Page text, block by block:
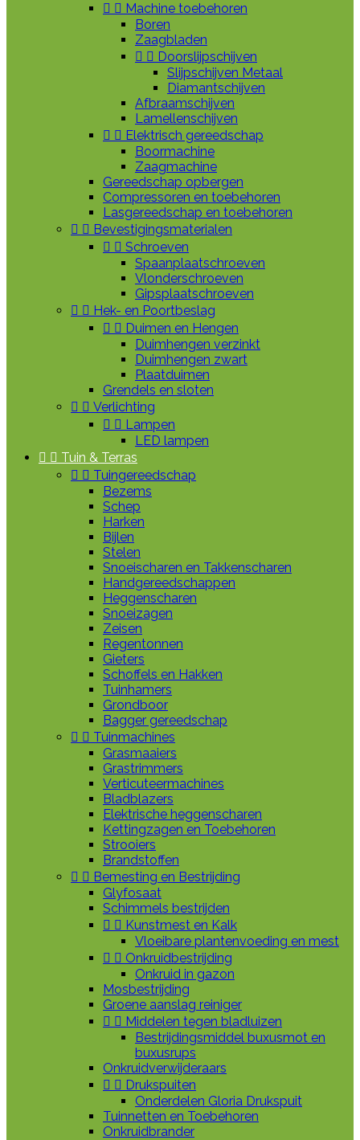
  Machine toebehoren
Boren
Zaagbladen
  Doorslijpschijven
Slijpschijven Metaal
Diamantschijven
Afbraamschijven
Lamellenschijven
  Elektrisch gereedschap
Boormachine
Zaagmachine
Gereedschap opbergen
Compressoren en toebehoren
Lasgereedschap en toebehoren
  Bevestigingsmaterialen
  Schroeven
Spaanplaatschroeven
Vlonderschroeven
Gipsplaatschroeven
  Hek- en Poortbeslag
  Duimen en Hengen
Duimhengen verzinkt
Duimhengen zwart
Plaatduimen
Grendels en sloten
  Verlichting
  Lampen
LED lampen
  Tuin & Terras
  Tuingereedschap
Bezems
Schep
Harken
Bijlen
Stelen
Snoeischaren en Takkenscharen
Handgereedschappen
Heggenscharen
Snoeizagen
Zeisen
Regentonnen
Gieters
Schoffels en Hakken
Tuinhamers
Grondboor
Bagger gereedschap
  Tuinmachines
Grasmaaiers
Grastrimmers
Verticuteermachines
Bladblazers
Elektrische heggenscharen
Kettingzagen en Toebehoren
Strooiers
Brandstoffen
  Bemesting en Bestrijding
Glyfosaat
Schimmels bestrijden
  Kunstmest en Kalk
Vloeibare plantenvoeding en mest
  Onkruidbestrijding
Onkruid in gazon
Mosbestrijding
Groene aanslag reiniger
  Middelen tegen bladluizen
Bestrijdingsmiddel buxusmot en
buxusrups
Onkruidverwijderaars
  Drukspuiten
Onderdelen Gloria Drukspuit
Tuinnetten en Toebehoren
Onkruidbrander